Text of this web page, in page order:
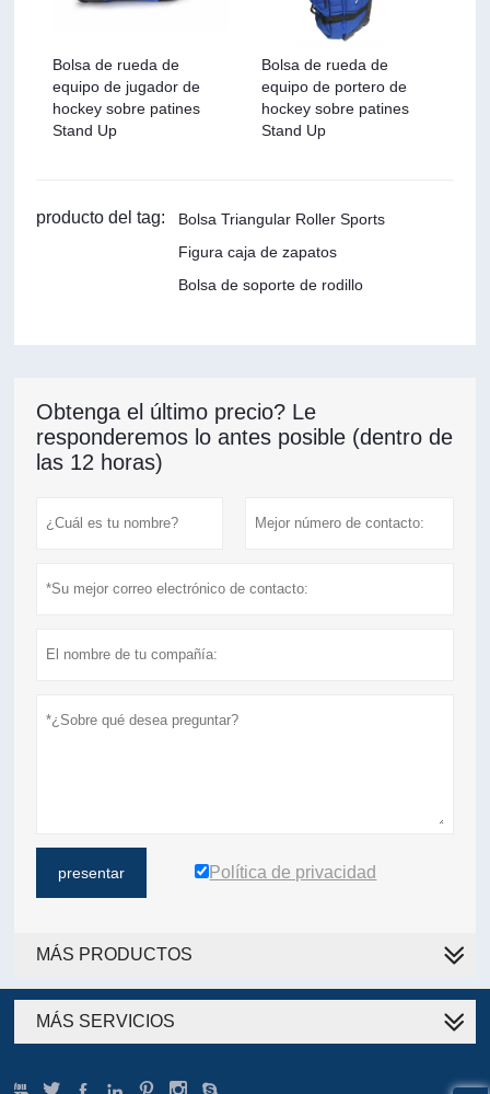
Bolsa de rueda de
equipo de jugador de
hockey sobre patines
Stand Up
Bolsa de rueda de
equipo de portero de
hockey sobre patines
Stand Up
producto del tag:
Bolsa Triangular Roller Sports
Figura caja de zapatos
Bolsa de soporte de rodillo
Obtenga el último precio? Le
responderemos lo antes posible (dentro de
las 12 horas)
presentar Política de privacidad
MÁS PRODUCTOS
MÁS SERVICIOS
      